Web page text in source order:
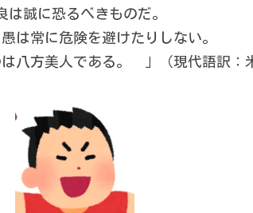
は誠に恐るべきものだ。
は常に危険を避けたりしない。
八方美人である。　」（現代語訳：